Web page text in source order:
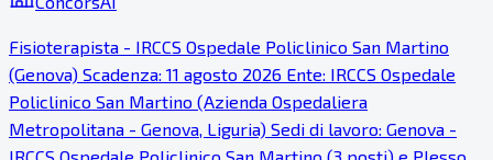
Fisioterapista - IRCCS Ospedale Policlinico San Martino
(Genova) Scadenza: 11 agosto 2026 Ente: IRCCS Ospedale
Policlinico San Martino (Azienda Ospedaliera
Metropolitana - Genova, Liguria) Sedi di lavoro: Genova -